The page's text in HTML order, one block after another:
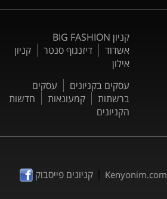
קניון BIG FASHION
אשדוד
דיזנגוף סנטר
קניון
אילון
עסקים בקניונים
עסקים
ברשתות
קמעונאות
חדשות
הקניונים
Kenyonim.com
|קניונים פייסבוק